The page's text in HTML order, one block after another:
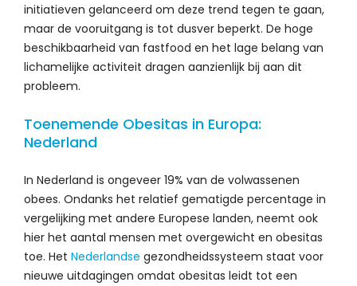
initiatieven gelanceerd om deze trend tegen te gaan,
maar de vooruitgang is tot dusver beperkt. De hoge
beschikbaarheid van fastfood en het lage belang van
lichamelijke activiteit dragen aanzienlijk bij aan dit
probleem.
Toenemende Obesitas in Europa:
Nederland
In Nederland is ongeveer 19% van de volwassenen
obees. Ondanks het relatief gematigde percentage in
vergelijking met andere Europese landen, neemt ook
hier het aantal mensen met overgewicht en obesitas
toe. Het Nederlandse gezondheidssysteem staat voor
nieuwe uitdagingen omdat obesitas leidt tot een